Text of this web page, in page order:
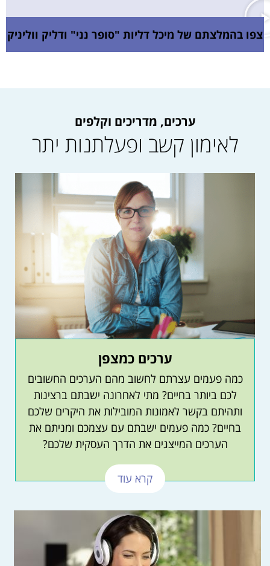
צפו בהמלצתם של מיכל דליות "סופר נני" ודליק ווליניק
ערכים, מדריכים וקלפים
לאימון קשב ופעלתנות יתר
ערכים כמצפן
כמה פעמים עצרתם לחשוב מהם הערכים החשובים
לכם ביותר בחיים? מתי לאחרונה ישבתם ברצינות
ותהיתם בקשר לאמונות המובילות את היקרים שלכם
בחיים? כמה פעמים ישבתם עם עצמכם ומניתם את
הערכים המייצגים את הדרך העסקית שלכם?
קרא עוד